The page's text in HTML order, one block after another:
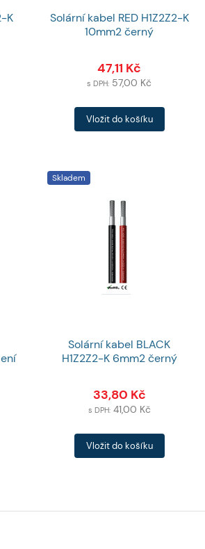
K
Solární kabel RED H1Z2Z2-K
10mm2 černý
47,11 Kč
s DPH: 57,00 Kč
Počet
produktůVložit do košíku
Skladem
Solární kabel BLACK
H1Z2Z2-K 6mm2 černý
33,80 Kč
s DPH: 41,00 Kč
Počet
produktůVložit do košíku